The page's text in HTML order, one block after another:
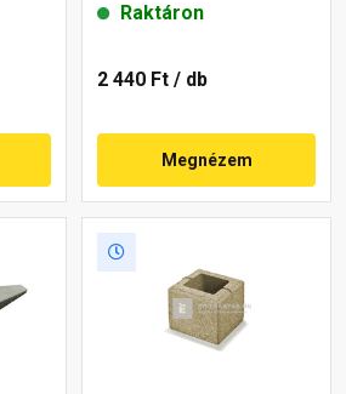
Raktáron
2 440 Ft / db
Megnézem